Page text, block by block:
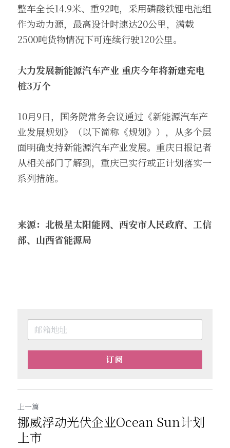
整车全长14.9米、重92吨，采用磷酸铁锂电池组
作为动力源，最高设计时速达20公里，满载
2500吨货物情况下可连续行驶120公里。
大力发展新能源汽车产业 重庆今年将新建充电
桩3万个
10月9日，国务院常务会议通过《新能源汽车产
业发展规划》（以下简称《规划》），从多个层
面明确支持新能源汽车产业发展。重庆日报记者
从相关部门了解到，重庆已实行或正计划落实一
系列措施。
来源：北极星太阳能网、 西安市人民政府、 工信
部、 山西省能源局
订阅
上一篇
挪威浮动光伏企业Ocean Sun计划
上市